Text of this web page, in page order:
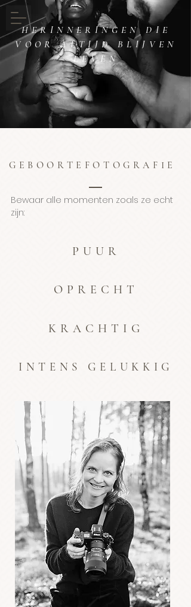
HERINNERINGEN DIE
VOOR ALTIJD BLIJVEN
LEVEN
GEBOORTEFOTOGRAFIE
Bewaar alle momenten zoals ze echt
zijn:
PUUR
OPRECHT
KRACHTIG
INTENS GELUKKIG